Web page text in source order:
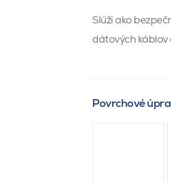
Slúži ako
dátových
Povrchové